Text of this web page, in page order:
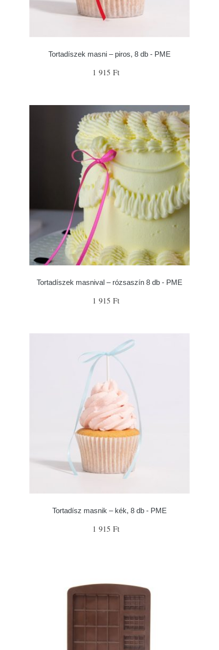
Tortadíszek masni – piros, 8 db - PME
1 915 Ft
Tortadíszek masnival – rózsaszín 8 db - PME
1 915 Ft
Tortadísz masnik – kék, 8 db - PME
1 915 Ft